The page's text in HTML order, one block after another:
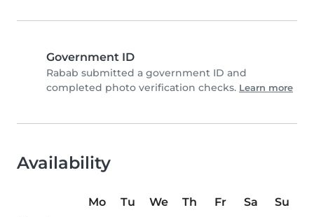
Government ID
Rabab submitted a government ID and
completed photo verification checks. Learn more
Availability
Mo Tu We Th Fr Sa
Su